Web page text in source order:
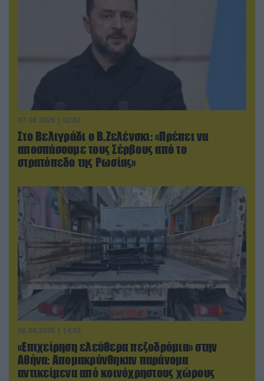
07.08.2026 | 02:02
Στο Βελιγράδι ο Β.Ζελένσκι: «Πρέπει να
αποσπάσουμε τους Σέρβους από το
στρατόπεδο της Ρωσίας»
06.08.2026 | 14:02
«Επιχείρηση ελεύθερα πεζοδρόμια» στην
Αθήνα: Απομακρύνθηκαν παράνομα
αντικείμενα από κοινόχρηστους χώρους